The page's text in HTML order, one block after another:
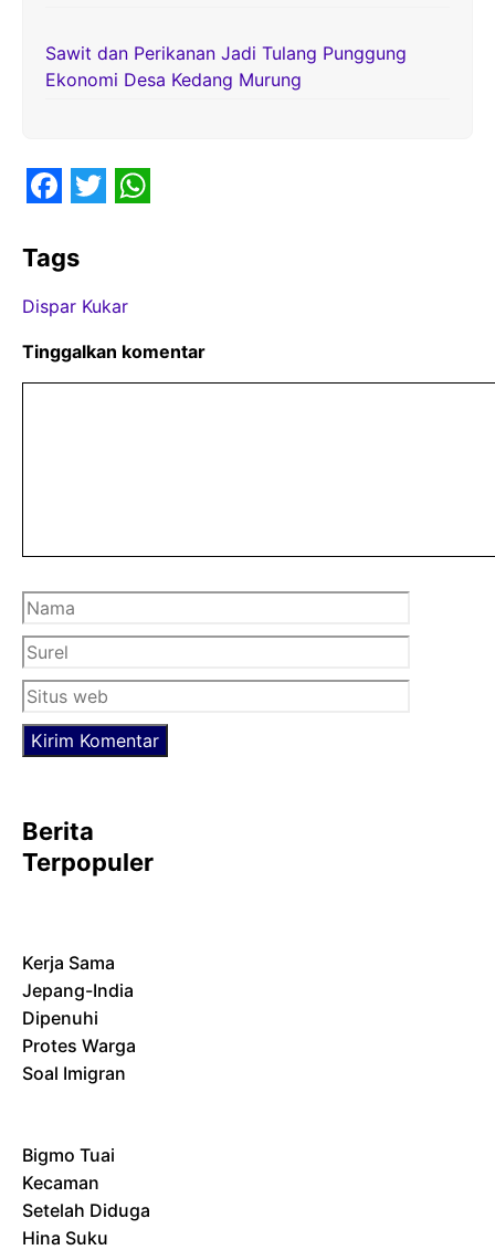
Sawit dan Perikanan Jadi Tulang Punggung
Ekonomi Desa Kedang Murung
a
c
e
b
o
w
i
t
t
e
a
t
s
A
Tags
Dispar Kukar
Tinggalkan komentar
Nama
web
Berita
Terpopuler
Kerja Sama
Jepang-India
Dipenuhi
Protes Warga
Soal Imigran
Bigmo Tuai
Kecaman
Setelah Diduga
Hina Suku